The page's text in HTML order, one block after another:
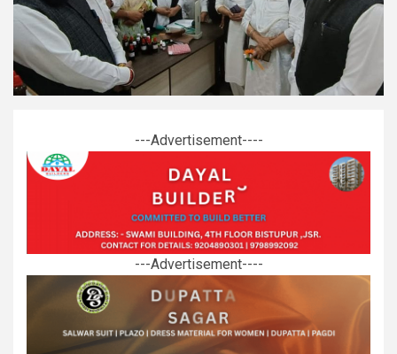
---Advertisement----
---Advertisement----